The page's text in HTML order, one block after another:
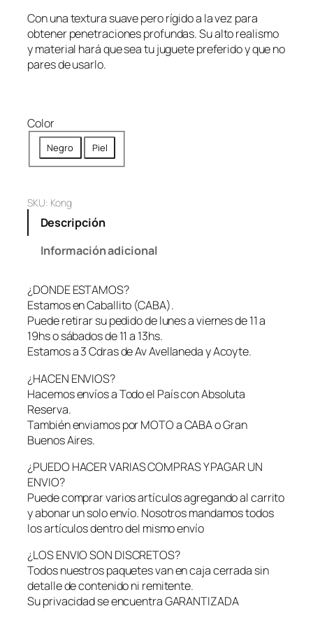
Con una textura suave pero rígido a la vez para
obtener penetraciones profundas. Su alto realismo
y material hará que sea tu juguete preferido y que no
pares de usarlo.
Color
Negro Piel
SKU: Kong
Descripción
Información adicional
¿DONDE ESTAMOS?
Estamos en Caballito (CABA).
Puede retirar su pedido de lunes a viernes de 11 a
19hs o sábados de 11 a 13hs.
Estamos a 3 Cdras de Av Avellaneda y Acoyte.
¿HACEN ENVIOS?
Hacemos envíos a Todo el País con Absoluta
Reserva.
También enviamos por MOTO a CABA o Gran
Buenos Aires.
¿PUEDO HACER VARIAS COMPRAS Y PAGAR UN
ENVIO?
Puede comprar varios artículos agregando al carrito
y abonar un solo envío. Nosotros mandamos todos
los artículos dentro del mismo envío
¿LOS ENVIO SON DISCRETOS?
Todos nuestros paquetes van en caja cerrada sin
detalle de contenido ni remitente.
Su privacidad se encuentra GARANTIZADA